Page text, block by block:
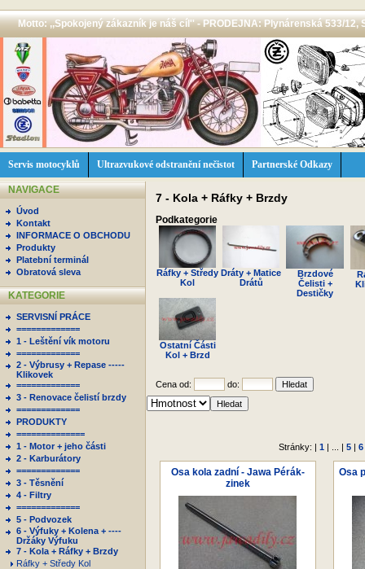
Motto: ,,Spokojený zákazník je náš cíl'' - PRODEJNA: Plynárenská 533/12,
Servis motocyklů Ultrazvukové odstranění nečistot Partnerské Odkazy
NAVIGACE
Úvod
Kontakt
INFORMACE O OBCHODU
Produkty
Platební terminál
Obratová sleva
KATEGORIE
SERVISNÍ PRÁCE
=============
1 - Leštění vík motoru
=============
2 - Výbrusy + Repase -----
Klikovek
=============
3 - Renovace čelistí brzdy
=============
PRODUKTY
==============
1 - Motor + jeho části
2 - Karburátory
=============
3 - Těsnění
4 - Filtry
=============
5 - Podvozek
6 - Výfuky + Kolena + ----
Držáky Výfuku
7 - Kola + Ráfky + Brzdy
Ráfky + Středy Kol
7 - Kola + Ráfky + Brzdy
Podkategorie
Ráfky + Středy
Kol
Dráty + Matice
Drátů
Brzdové
Čelisti +
Destičky
Ostatní Části
Kol + Brzd
Cena od: do:
Stránky: | 1 | ... | 5 | 6
Osa kola zadní - Jawa Pérák-
zinek
Osa